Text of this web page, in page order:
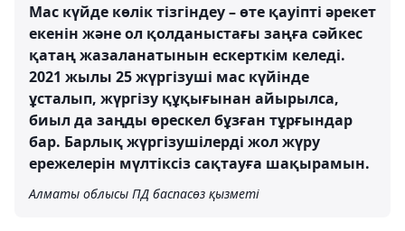
Мас күйде көлік тізгіндеу – өте қауіпті әрекет
екенін және ол қолданыстағы заңға сәйкес
қатаң жазаланатынын ескерткім келеді.
2021 жылы 25 жүргізуші мас күйінде
ұсталып, жүргізу құқығынан айырылса,
биыл да заңды өрескел бұзған тұрғындар
бар. Барлық жүргізушілерді жол жүру
ережелерін мүлтіксіз сақтауға шақырамын.
Алматы облысы ПД баспасөз қызметі